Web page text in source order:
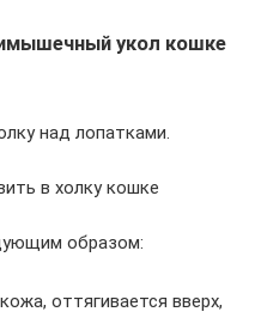
укол кошке
над лопатками.
в холку кошке
образом:
оттягивается вверх,